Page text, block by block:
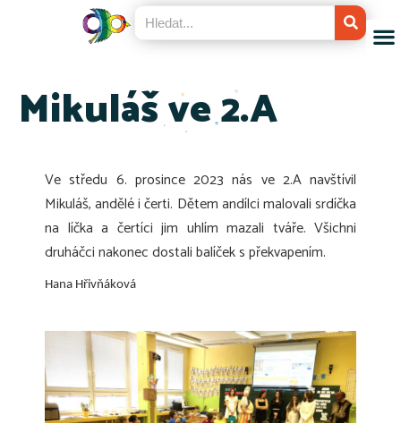
Mikuláš ve 2.A
Ve středu 6. prosince 2023 nás ve 2.A navštívil
Mikuláš, andělé i čerti. Dětem andílci malovali srdíčka
na líčka a čertíci jim uhlím mazali tváře. Všichni
druháčci nakonec dostali balíček s překvapením.
Hana Hřivňáková